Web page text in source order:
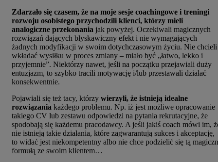
Zdarzało się czasem, że na moje sesje coachingowe i treningi
rozwoju osobistego przychodzili klienci, którzy mieli
analogiczne przekonania jak powyżej. Oczekiwali magicznych
rozwiązań dających błyskawiczny efekt i nie wymagających
żadnych modyfikacji w swoim dotychczasowym życiu. Nie chcieli
wkładać wysiłku w proces zmiany – miało być „łatwo, lekko i
przyjemnie”. Niektórzy nawet, jeśli na początku przejawiali duży
entuzjazm, to szybko tracili motywację i/lub przestawali działać
konsekwentnie.
Pojawiali się też tacy, którzy wierzyli, że istnieją idealne
rozwiązania każdego problemu. Np. iż jest możliwe opracowanie
takiego CV lub zestawu odpowiedzi na pytania rekrutacyjne, że
spodobają się każdemu pracodawcy. A jeśli jakiś coach mówi im,
nie istnieją takie działania, które zagwarantują sukces i akceptację,
to widać jest niekompetentny albo nie chce podzielić się tą
formułą ze swoim klientem…